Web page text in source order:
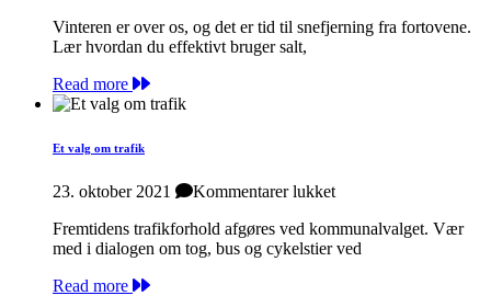
skal
Vinteren er over os, og det er tid til snefjerning fra fortovene.
Lær hvordan du effektivt bruger salt,
Read more
Et valg om trafik
23. oktober 2021 Kommentarer lukkettil
valg
om
Fremtidens trafikforhold afgøres ved kommunalvalget. Vær
med i dialogen om tog, bus og cykelstier ved
Read more